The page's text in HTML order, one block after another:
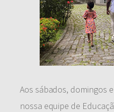
Aos sábados, domingos
nossa equipe de